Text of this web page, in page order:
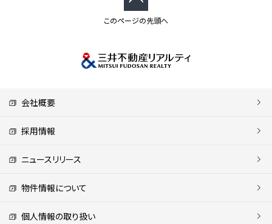
このページの先頭へ
会社概要
採用情報
ニュースリリース
物件情報について
個人情報の取り扱い